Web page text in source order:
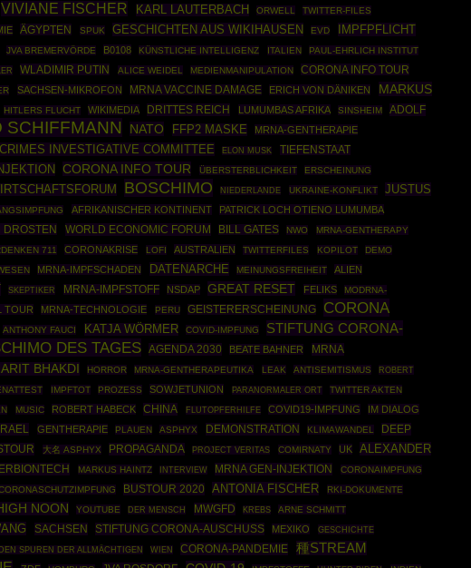
VIVIANE FISCHER KARL LAUTERBACH ORWELL TWITTER-FILES
ÄGYPTEN SPUK GESCHICHTEN AUS WIKIHAUSEN EVD IMPFPFLICHT
JVA BREMERVÖRDE B0108 KÜNSTLICHE INTELLIGENZ ITALIEN
PAUL-EHRLICH INSTITUT
WLADIMIR PUTIN ALICE WEIDEL MEDIENMANIPULATION
CORONA INFO TOUR
SACHSEN-MIKROFON MRNA VACCINE DAMAGE ERICH VON DÄNIKEN
MARKUS
HITLERS FLUCHT WIKIMEDIA DRITTES REICH LUMUMBAS AFRIKA SINSHEIM
ADOLF
SCHIFFMANN NATO FFP2 MASKE
MRNA-GENTHERAPIE
INVESTIGATIVE COMMITTEE ELON MUSK TIEFENSTAAT
CORONA INFO TOUR ÜBERSTERBLICHKEIT
ERSCHEINUNG
BOSCHIMO NIEDERLANDE UKRAINE-KONFLIKT
JUSTUS
AFRIKANISCHER KONTINENT PATRICK LOCH OTIENO LUMUMBA
DROSTEN WORLD ECONOMIC FORUM BILL GATES NWO MRNA-GENTHERAPY
711 CORONAKRISE LOFI AUSTRALIEN TWITTERFILES KOPILOT DEMO
MRNA-IMPFSCHADEN DATENARCHE MEINUNGSFREIHEIT ALIEN
SKEPTIKER MRNA-IMPFSTOFF NSDAP GREAT RESET FELIKS
MODRNA-
TOUR MRNA-TECHNOLOGIE PERU GEISTERERSCHEINUNG CORONA
ANTHONY FAUCI KATJA WÖRMER COVID-IMPFUNG
STIFTUNG CORONA-
DES TAGES AGENDA 2030 BEATE BAHNER
MRNA
BHAKDI HORROR MRNA-GENTHERAPEUTIKA LEAK ANTISEMITISMUS
ROBERT
IMPFTOT PROZESS SOWJETUNION PARANORMALER ORT TWITTER AKTEN
MUSIC ROBERT HABECK CHINA FLUTOPFERHILFE COVID19-IMPFUNG IM DIALOG
GENTHERAPIE PLAUEN ASPHYX DEMONSTRATION KLIMAWANDEL
DEEP
大名 ASPHYX PROPAGANDA PROJECT VERITAS COMIRNATY UK
ALEXANDER
MARKUS HAINTZ INTERVIEW MRNA GEN-INJEKTION CORONAIMPFUNG
BUSTOUR 2020 ANTONIA FISCHER
RKI-DOKUMENTE
NOON YOUTUBE DER MENSCH MWGFD KREBS ARNE SCHMITT
SACHSEN STIFTUNG CORONA-AUSCHUSS MEXIKO GESCHICHTE
SPUREN DER ALLMÄCHTIGEN WIEN CORONA-PANDEMIE 種STREAM